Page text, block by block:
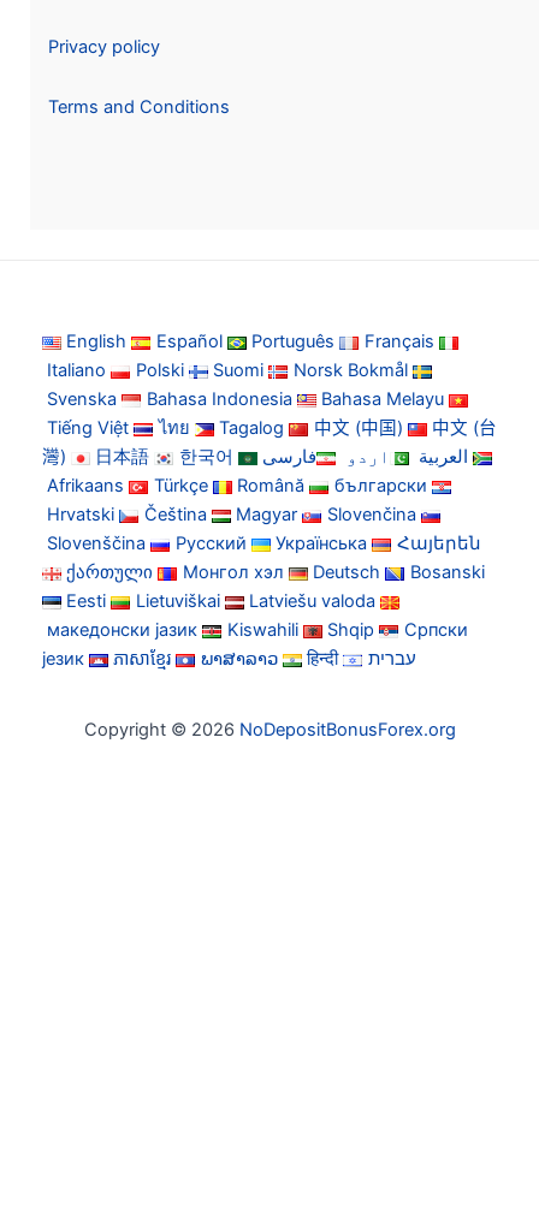
Privacy policy
Terms and Conditions
English Español Português
Français
Italiano
Polski Suomi
Norsk Bokmål
Svenska
Bahasa Indonesia
Bahasa Melayu
Tiếng Việt
ไทย Tagalog 中文 (中国)
中文 (台
灣)
日本語 한국어 العربية اردو
فارسی
Afrikaans
Türkçe Română
български
Hrvatski
Čeština Magyar
Slovenčina
Slovenščina
Русский Українська
Հայերեն
ქართული
Монгол хэл Deutsch
Bosanski
Eesti
Lietuviškai
Latviešu valoda
македонски јазик
Kiswahili Shqip
Српски
језик
ភាសាខ្មែរ ພາສາລາວ हिन्दी עברית
Copyright © 2026 NoDepositBonusForex.org